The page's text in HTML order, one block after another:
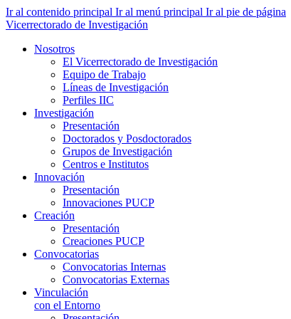
Ir al contenido principal Ir al menú principal Ir al pie de página
Vicerrectorado de Investigación
Nosotros
El Vicerrectorado de Investigación
Equipo de Trabajo
Líneas de Investigación
Perfiles IIC
Investigación
Presentación
Doctorados y Posdoctorados
Grupos de Investigación
Centros e Institutos
Innovación
Presentación
Innovaciones PUCP
Creación
Presentación
Creaciones PUCP
Convocatorias
Convocatorias Internas
Convocatorias Externas
Vinculación
con el Entorno